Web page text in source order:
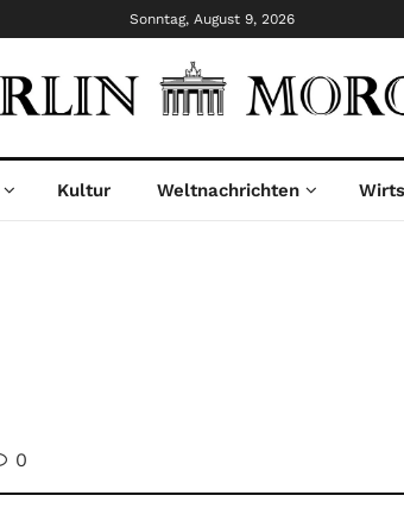
Sonntag, August 9, 2026
Kultur Weltnachrichten
0